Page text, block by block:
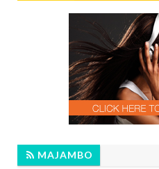
MAJAMBO